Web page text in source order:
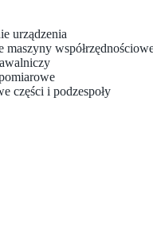
urządzenia
maszyny
części i podzespoły